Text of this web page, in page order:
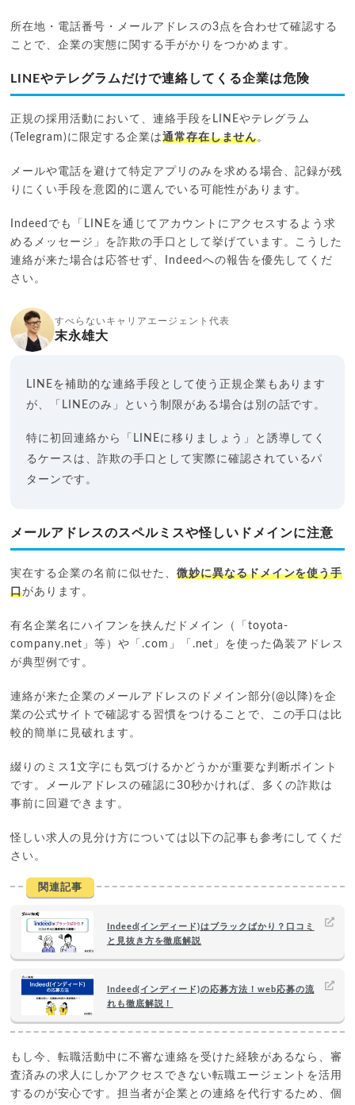
所在地・電話番号・メールアドレスの3点を合わせて確認する
ことで、企業の実態に関する手がかりをつかめます。
LINEやテレグラムだけで連絡してくる企業は危険
正規の採用活動において、連絡手段をLINEやテレグラム
(Telegram)に限定する企業は通常存在しません。
メールや電話を避けて特定アプリのみを求める場合、記録が残
りにくい手段を意図的に選んでいる可能性があります。
Indeedでも「LINEを通じてアカウントにアクセスするよう求
めるメッセージ」を詐欺の手口として挙げています。こうした
連絡が来た場合は応答せず、Indeedへの報告を優先してくだ
さい。
すべらないキャリアエージェント代表
末永雄大
LINEを補助的な連絡手段として使う正規企業もあります
が、「LINEのみ」という制限がある場合は別の話です。
特に初回連絡から「LINEに移りましょう」と誘導してく
るケースは、詐欺の手口として実際に確認されているパ
ターンです。
メールアドレスのスペルミスや怪しいドメインに注意
実在する企業の名前に似せた、 微妙に異なるドメインを使う手
口があります。
有名企業名にハイフンを挟んだドメイン（「toyota-
company.net」等）や「.com」「.net」を使った偽装アドレス
が典型例です。
連絡が来た企業のメールアドレスのドメイン部分(@以降)を企
業の公式サイトで確認する習慣をつけることで、この手口は比
較的簡単に見破れます。
綴りのミス1文字にも気づけるかどうかが重要な判断ポイント
です。メールアドレスの確認に30秒かければ、多くの詐欺は
事前に回避できます。
怪しい求人の見分け方については以下の記事も参考にしてくだ
さい。
関連記事
Indeed(インディード)はブラックばかり？口コミ
と見抜き方を徹底解説
Indeed(インディード)の応募方法！web応募の流
れも徹底解説！
もし今、転職活動中に不審な連絡を受けた経験があるなら、審
査済みの求人にしかアクセスできない転職エージェントを活用
するのが安心です。担当者が企業との連絡を代行するため、個